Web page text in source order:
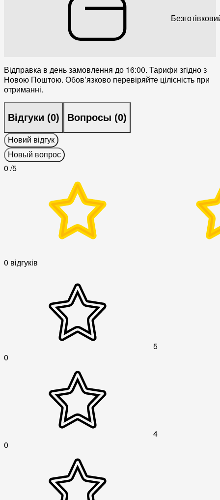
Відправка в день замовлення до 16:00. Тарифи згідно з
Новою Поштою. Обовʼязково перевіряйте цілісність при
отриманні.
Відгуки (0) Вопросы (0)
Новий відгук
Новый вопрос
0 /5
0 відгуків
5
0
4
0